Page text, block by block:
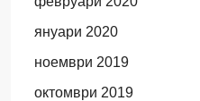
януари 2020
ноември 2019
октомври 2019